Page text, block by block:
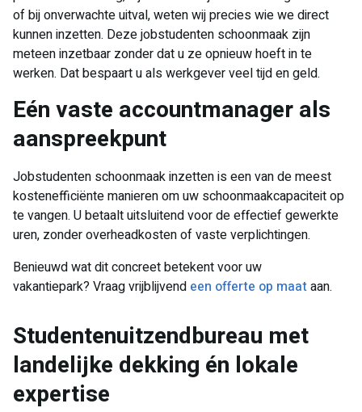
of bij onverwachte uitval, weten wij precies wie we direct
kunnen inzetten. Deze jobstudenten schoonmaak zijn
meteen inzetbaar zonder dat u ze opnieuw hoeft in te
werken. Dat bespaart u als werkgever veel tijd en geld.
Eén vaste accountmanager als
aanspreekpunt
Jobstudenten schoonmaak inzetten is een van de meest
kostenefficiënte manieren om uw schoonmaakcapaciteit op
te vangen. U betaalt uitsluitend voor de effectief gewerkte
uren, zonder overheadkosten of vaste verplichtingen.
Benieuwd wat dit concreet betekent voor uw
vakantiepark? Vraag vrijblijvend een offerte op maataan.
Studentenuitzendbureau met
landelijke dekking én lokale
expertise